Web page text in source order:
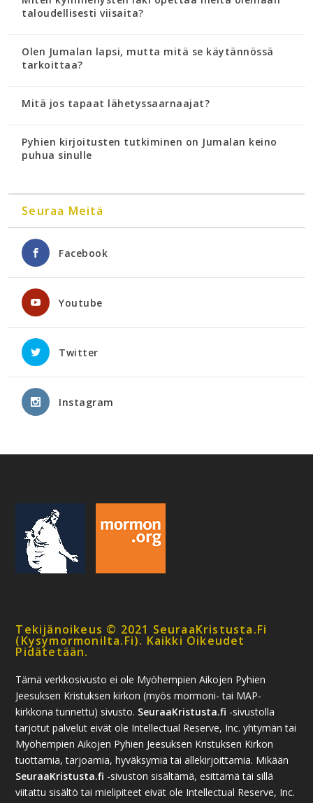
taloudellisesti viisaita?
Olen Jumalan lapsi, mutta mitä se käytännössä
tarkoittaa?
Mitä jos tapaat lähetyssaarnaajat?
Pyhien kirjoitusten tutkiminen on Jumalan keino
puhua sinulle
Seuraa Meitä
Facebook
Youtube
Twitter
Instagram
Tekijänoikeus © 2021 SeuraaKristusta.fi
(kysymormonilta.fi). Kaikki Oikeudet
Pidätetään.
Tämä verkkosivusto ei ole Myöhempien Aikojen Pyhien
Jeesuksen Kristuksen kirkon (myös mormoni- tai MAP-
kirkkona tunnettu) sivusto. SeuraaKristusta.fi -sivustolla
tarjotut palvelut eivät ole Intellectual Reserve, Inc. yhtymän tai
Myöhempien Aikojen Pyhien Jeesuksen Kristuksen Kirkon
tuottamia, tarjoamia, hyväksymiä tai allekirjoittamia. Mikään
SeuraaKristusta.fi -sivuston sisältämä, esittämä tai sillä
viitattu sisältö tai mielipiteet eivät ole Intellectual Reserve, Inc.